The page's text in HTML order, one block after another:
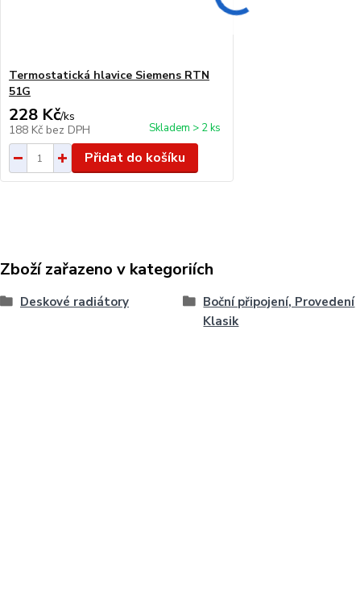
Termostatická hlavice Siemens RTN
51G
228 Kč/ks
188 Kč bez DPH Skladem > 2 ks
Přidat do košíku
Zboží zařazeno v kategoriích
Deskové radiátory
Boční připojení, Provedení
Klasik